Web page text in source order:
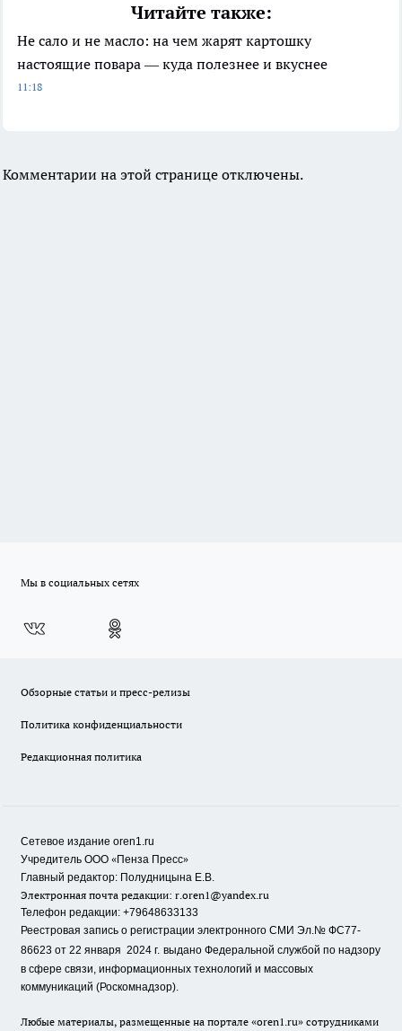
Читайте также:
Не сало и не масло: на чем жарят картошку
настоящие повара — куда полезнее и вкуснее
11:18
Комментарии на этой странице отключены.
Мы в социальных сетях
Обзорные статьи и пресс-релизы
Политика конфиденциальности
Редакционная политика
Сетевое издание oren1.ru
Учредитель ООО «Пенза Пресс»
Главный редактор: Полудницына Е.В.
Электронная почта редакции: r.oren1@yandex.ru
Телефон редакции: +79648633133
Реестровая запись о регистрации электронного СМИ Эл.№ ФС77-
86623 от 22 января 2024 г. выдано Федеральной службой по надзору
в сфере связи, информационных технологий и массовых
коммуникаций (Роскомнадзор).
Любые материалы, размещенные на портале «oren1.ru» сотрудниками